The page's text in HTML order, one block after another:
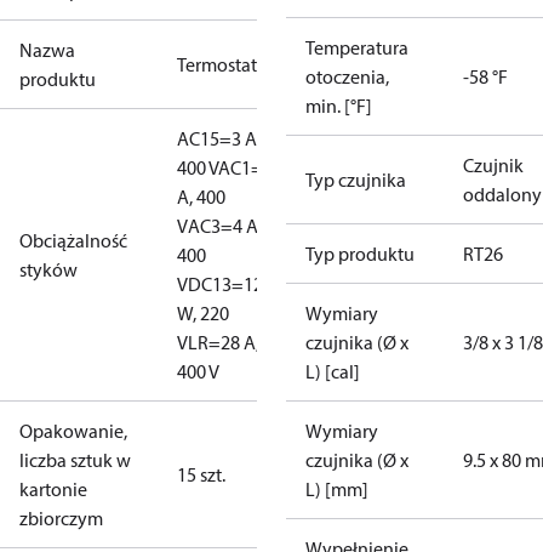
Nazwa
produktu
Termostat
Obciążalność
styków
AC15=3 A,
400 VAC1=10
A, 400
VAC3=4 A,
400
VDC13=12
W, 220
VLR=28 A,
400 V
Opakowanie,
liczba sztuk w
kartonie
zbiorczym
15 szt.
Temperatura
otoczenia,
min. [°F]
-58 °F
Typ czujnika
Czujnik
oddalony
Typ produktu RT26
Wymiary
czujnika (Ø x
L) [cal]
3/8 x 3 1/
Wymiary
czujnika (Ø x
L) [mm]
9.5 x 80